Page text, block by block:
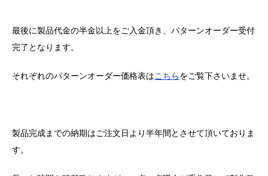
最後に製品代金の半金以上をご入金頂き、パターンオーダー受付
完了となります。
それぞれのパターンオーダー価格表はこちらをご覧下さいませ。
製品完成までの納期はご注文日より半年間とさせて頂いておりま
す。